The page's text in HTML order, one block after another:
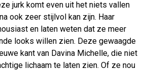
jurk komt even uit het niets vallen
ook zeer stijlvol kan zijn. Haar
en laten weten dat ze meer
looks willen zien. Deze gewaagde
kant van Davina Michelle, die niet
lichaam te laten zien. Of ze nou